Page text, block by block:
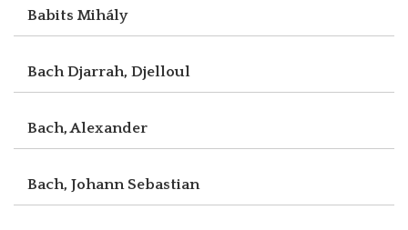
Babits Mihály
Bach Djarrah, Djelloul
Bach, Alexander
Bach, Johann Sebastian